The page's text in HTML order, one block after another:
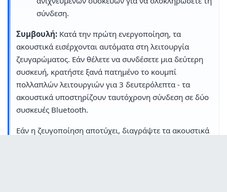
σύνδεση.
Συμβουλή: Κατά την πρώτη ενεργοποίηση, τα
ακουστικά εισέρχονται αυτόματα στη λειτουργία
ζευγαρώματος. Εάν θέλετε να συνδέσετε μια δεύτερη
συσκευή, κρατήστε ξανά πατημένο το κουμπί
πολλαπλών λειτουργιών για 3 δευτερόλεπτα - τα
ακουστικά υποστηρίζουν ταυτόχρονη σύνδεση σε δύο
συσκευές Bluetooth.
Εάν η ζευγοποίηση αποτύχει, διαγράψτε τα ακουστικά